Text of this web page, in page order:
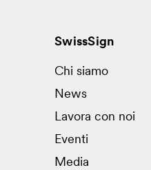
SwissSign
Chi siamo
News
Lavora con noi
Eventi
Media